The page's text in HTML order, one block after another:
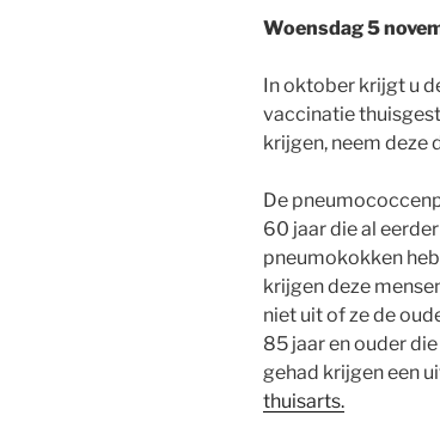
Woensdag 5
In oktober krijgt u
vaccinatie
krijgen, neem deze
De
60 jaar die al
pneumokokken
krijgen deze
niet uit of ze de
85 jaar en ouder
gehad krijgen een
thuisarts.